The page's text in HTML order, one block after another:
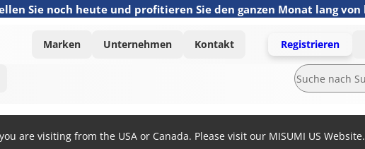
Sie noch heute und profitieren Sie den ganzen Monat lang von
Marken Unternehmen Kontakt Registrieren
are visiting from the USA or Canada. Please visit our MISUMI US Website.